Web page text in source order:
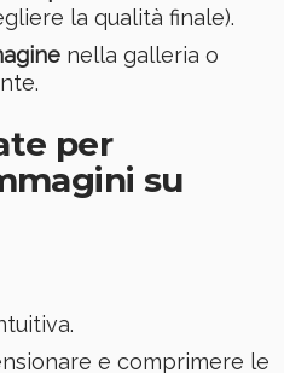
la qualità finale).
nella galleria o
per
su
e comprimere le